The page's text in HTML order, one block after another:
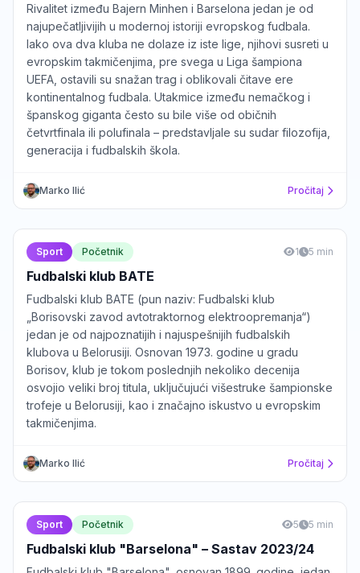
Rivalitet između Bajern Minhen i Barselona jedan je od
najupečatljivijih u modernoj istoriji evropskog fudbala.
Iako ova dva kluba ne dolaze iz iste lige, njihovi susreti u
evropskim takmičenjima, pre svega u Liga šampiona
UEFA, ostavili su snažan trag i oblikovali čitave ere
kontinentalnog fudbala. Utakmice između nemačkog i
španskog giganta često su bile više od običnih
četvrtfinala ili polufinala – predstavljale su sudar filozofija,
generacija i fudbalskih škola.
Marko Ilić Pročitaj
Sport Početnik 1 5 min
Fudbalski klub BATE
Fudbalski klub BATE (pun naziv: Fudbalski klub
„Borisovski zavod avtotraktornog elektroopremanja“)
jedan je od najpoznatijih i najuspešnijih fudbalskih
klubova u Belorusiji. Osnovan 1973. godine u gradu
Borisov, klub je tokom poslednjih nekoliko decenija
osvojio veliki broj titula, uključujući višestruke šampionske
trofeje u Belorusiji, kao i značajno iskustvo u evropskim
takmičenjima.
Marko Ilić Pročitaj
Sport Početnik 5 5 min
Fudbalski klub "Barselona" – Sastav 2023/24